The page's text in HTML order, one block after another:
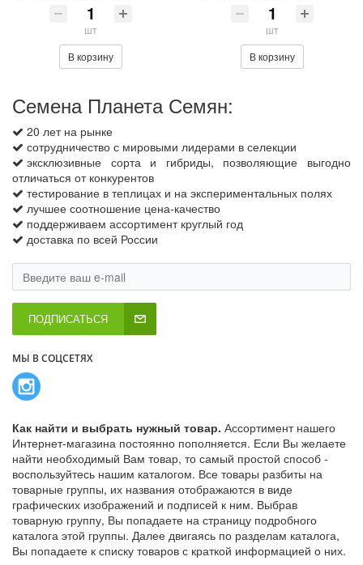
шт
В корзину
шт
В корзину
Семена Планета Семян:
20 лет на рынке
сотрудничество с мировыми лидерами в селекции
эксклюзивные сорта и гибриды, позволяющие выгодно
отличаться от конкурентов
тестирование в теплицах и на экспериментальных полях
лучшее соотношение цена-качество
поддерживаем ассортимент круглый год
доставка по всей России
ПОДПИСАТЬСЯ
МЫ В СОЦСЕТЯХ
Как найти и выбрать нужный товар. Ассортимент нашего
Интернет-магазина постоянно пополняется. Если Вы желаете
найти необходимый Вам товар, то самый простой способ -
воспользуйтесь нашим каталогом. Все товары разбиты на
товарные группы, их названия отображаются в виде
графических изображений и подписей к ним. Выбрав
товарную группу, Вы попадаете на страницу подробного
каталога этой группы. Далее двигаясь по разделам каталога,
Вы попадаете к списку товаров с краткой информацией о них.